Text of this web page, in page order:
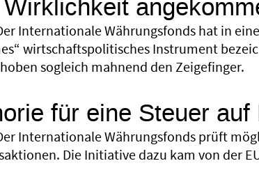
Internationale Währungsfonds hat in
wirtschaftspolitisches Instrument
sogleich mahnend den Zeigefinger.
für eine Steuer
Internationale Währungsfonds prüft
Die Initiative dazu kam von der